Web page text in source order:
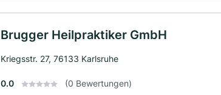
Brugger Heilpraktiker GmbH
Kriegsstr. 27, 76133 Karlsruhe
0.0 (0 Bewertungen)